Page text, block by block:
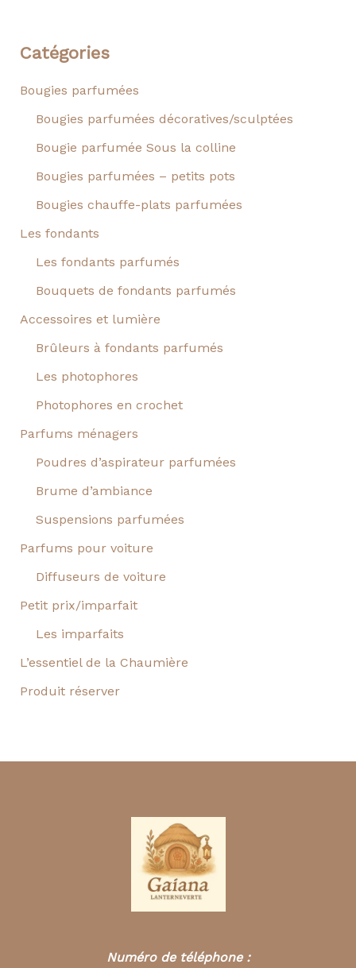
Catégories
Bougies parfumées
Bougies parfumées décoratives/sculptées
Bougie parfumée Sous la colline
Bougies parfumées – petits pots
Bougies chauffe-plats parfumées
Les fondants
Les fondants parfumés
Bouquets de fondants parfumés
Accessoires et lumière
Brûleurs à fondants parfumés
Les photophores
Photophores en crochet
Parfums ménagers
Poudres d’aspirateur parfumées
Brume d’ambiance
Suspensions parfumées
Parfums pour voiture
Diffuseurs de voiture
Petit prix/imparfait
Les imparfaits
L’essentiel de la Chaumière
Produit réserver
Numéro de téléphone :